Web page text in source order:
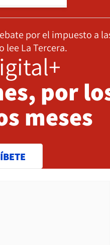
por el impuesto a
lee La Tercera.
por
meses